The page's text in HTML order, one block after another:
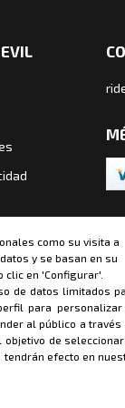
recibidos
Evil / Todos los
como su visita a
y se basan en su
en 'Configurar'.
de datos limitados
para personalizar
al público a través
de
tendrán efecto en